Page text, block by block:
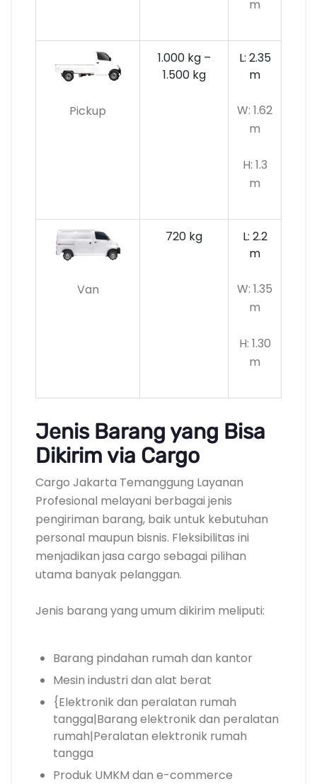
m
Pickup
1.000 kg –
1.500 kg
L: 2.35
m
W: 1.62
m
H: 1.3
m
Van
720 kg
L: 2.2
m
W: 1.35
m
H: 1.30
m
Jenis Barang yang Bisa
Dikirim via Cargo
Cargo Jakarta Temanggung Layanan
Profesional melayani berbagai jenis
pengiriman barang, baik untuk kebutuhan
personal maupun bisnis. Fleksibilitas ini
menjadikan jasa cargo sebagai pilihan
utama banyak pelanggan.
Jenis barang yang umum dikirim meliputi:
Barang pindahan rumah dan kantor
Mesin industri dan alat berat
{Elektronik dan peralatan rumah
tangga|Barang elektronik dan peralatan
rumah|Peralatan elektronik rumah
tangga
Produk UMKM dan e-commerce